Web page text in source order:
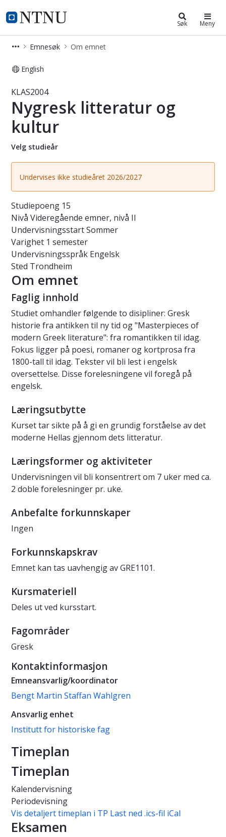
NTNU Hjemmeside
Studier Søk Meny
Emnesøk Om emnet
English
Emne - Nygresk litteratur og kultur
KLAS2004
Nygresk litteratur og
kultur
Velg studieår
Undervises ikke studieåret 2026/2027
Studiepoeng 15
Nivå Videregående emner, nivå II
UndervisningsstartSommer
Varighet 1 semester
Undervisningsspråk Engelsk
Sted Trondheim
Om emnet
Faglig innhold
Studiet omhandler følgende to disipliner: Gresk
historie fra antikken til ny tid og "Masterpieces of
modern Greek literature": fra romantikken til idag.
Fokus ligger på poesi, romaner og kortprosa fra
1800-tall til idag. Tekster vil bli lest i engelsk
oversettelse. Disse forelesningene vil foregå på
engelsk.
Læringsutbytte
Kurset tar sikte på å gi en grundig forståelse av det
moderne Hellas gjennom dets litteratur.
Læringsformer og aktiviteter
Undervisningen vil bli konsentrert om 7 uker med ca.
2 doble forelesninger pr. uke.
Anbefalte forkunnskaper
Ingen
Forkunnskapskrav
Emnet kan tas uavhengig av GRE1101.
Kursmateriell
Deles ut ved kursstart.
Fagområder
Gresk
Kontaktinformasjon
Emneansvarlig/koordinator
Bengt Martin Staffan Wahlgren
Ansvarlig enhet
Institutt for historiske fag
Timeplan
Timeplan
Kalendervisning
Periodevisning
Vis detaljert timeplan i TP Last ned .ics-fil iCal
Eksamen